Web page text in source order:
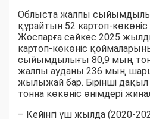
Облыста жалпы
құрайтын 52 картоп-
Жоспарға сәйкес 2025
картоп-көкөніс
сыйымдылығы 80,9 мың
жалпы ауданы 236 мың
жылыжай бар. Бірінші
тонна көкөніс өнімдері
– Кейінгі үш жылда (2020-